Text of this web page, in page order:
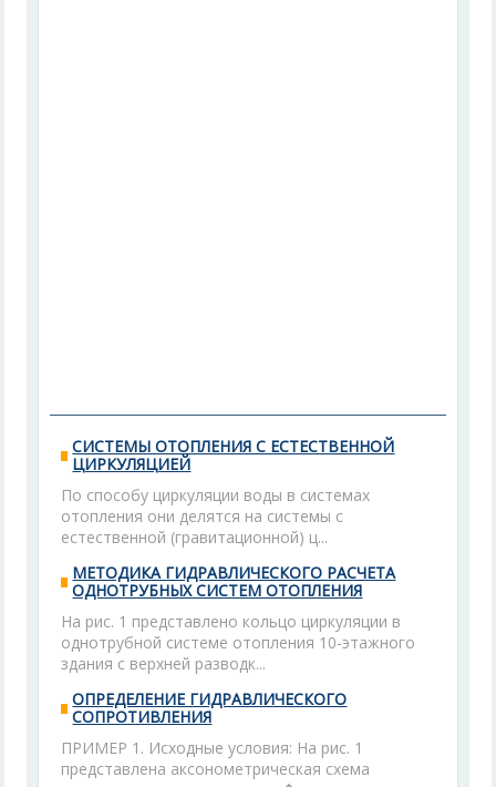
СИСТЕМЫ ОТОПЛЕНИЯ С ЕСТЕСТВЕННОЙ
ЦИРКУЛЯЦИЕЙ
По способу циркуляции воды в системах
отопления они делятся на системы с
естественной (гравитационной) ц...
МЕТОДИКА ГИДРАВЛИЧЕСКОГО РАСЧЕТА
ОДНОТРУБНЫХ СИСТЕМ ОТОПЛЕНИЯ
На рис. 1 представлено кольцо циркуляции в
однотрубной системе отопления 10-этажного
здания с верхней разводк...
ОПРЕДЕЛЕНИЕ ГИДРАВЛИЧЕСКОГО
СОПРОТИВЛЕНИЯ
ПРИМЕР 1. Исходные условия: На рис. 1
представлена аксонометрическая схема